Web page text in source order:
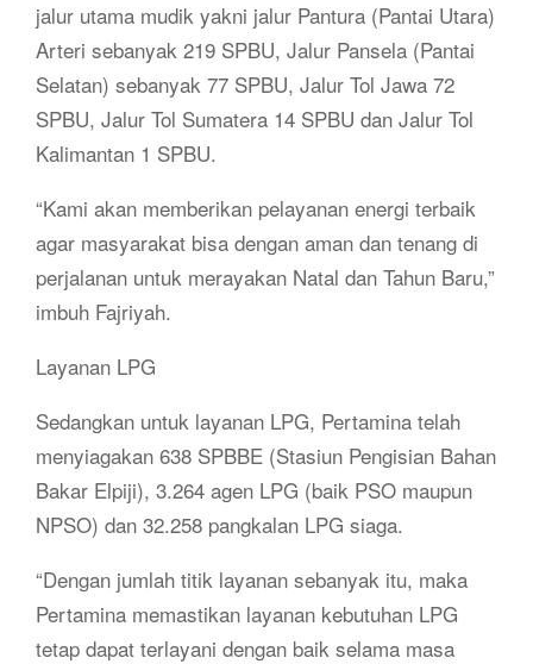
jalur utama mudik yakni jalur Pantura (Pantai Utara)
Arteri sebanyak 219 SPBU, Jalur Pansela (Pantai
Selatan) sebanyak 77 SPBU, Jalur Tol Jawa 72
SPBU, Jalur Tol Sumatera 14 SPBU dan Jalur Tol
Kalimantan 1 SPBU.
“Kami akan memberikan pelayanan energi terbaik
agar masyarakat bisa dengan aman dan tenang di
perjalanan untuk merayakan Natal dan Tahun Baru,”
imbuh Fajriyah.
Layanan LPG
Sedangkan untuk layanan LPG, Pertamina telah
menyiagakan 638 SPBBE (Stasiun Pengisian Bahan
Bakar Elpiji), 3.264 agen LPG (baik PSO maupun
NPSO) dan 32.258 pangkalan LPG siaga.
“Dengan jumlah titik layanan sebanyak itu, maka
Pertamina memastikan layanan kebutuhan LPG
tetap dapat terlayani dengan baik selama masa